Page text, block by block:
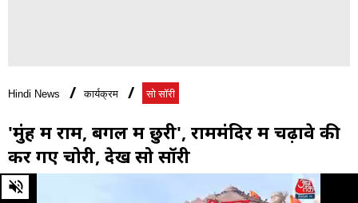
Hindi News कार्यक्रम सो सॉरी
'मुंह में राम, बगल में छुरी', राममंदिर में चढ़ावे की
कर गए चोरी, देखें सो सॉरी
0
of